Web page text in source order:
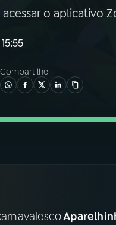
acessar o aplicativo
Compartilhe